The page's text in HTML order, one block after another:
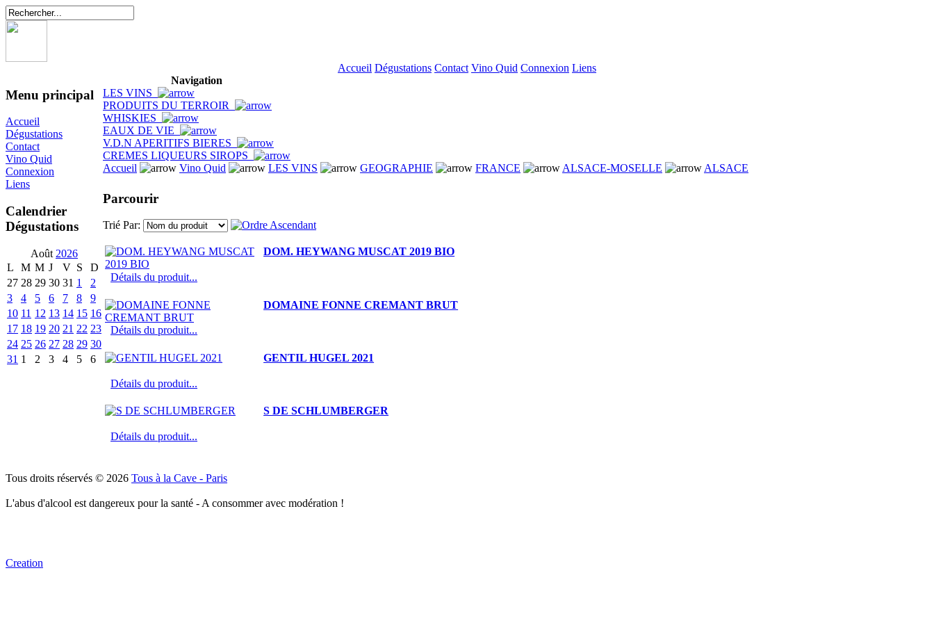
Accueil Dégustations Contact Vino Quid Connexion Liens
Menu principal
Accueil
Dégustations
Contact
Vino Quid
Connexion
Liens
Calendrier
Dégustations
Août 2026
L
M M J V S
D
27 28 29 30 31 1
2
3
4 5 6 7 8
9
10 11 12 13 14 15 16
17 18 19 20 21 22 23
24 25 26 27 28 29 30
31 1 2 3 4 5 6
Navigation
LES VINS
PRODUITS DU TERROIR
WHISKIES
EAUX DE VIE
V.D.N APERITIFS BIERES
CREMES LIQUEURS SIROPS
Accueil
Vino Quid LES VINS GEOGRAPHIE FRANCE ALSACE-MOSELLE ALSACE
Parcourir
Trié Par:
DOM. HEYWANG MUSCAT 2019 BIO
Détails du produit...
DOMAINE FONNE CREMANT BRUT
Détails du produit...
GENTIL HUGEL 2021
Détails du produit...
S DE SCHLUMBERGER
Détails du produit...
Tous droits réservés © 2026 Tous à la Cave - Paris
L'abus d'alcool est dangereux pour la santé - A consommer avec modération !
Creation